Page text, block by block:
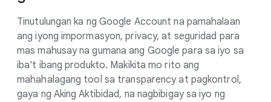
Tinutulungan ka ng Google Account na pamahalaan
ang iyong impormasyon, privacy, at seguridad para
mas mahusay na gumana ang Google para sa iyo sa
iba't ibang produkto. Makikita mo rito ang
mahahalagang tool sa transparency at pagkontrol,
gaya ng Aking Aktibidad, na nagbibigay sa iyo ng